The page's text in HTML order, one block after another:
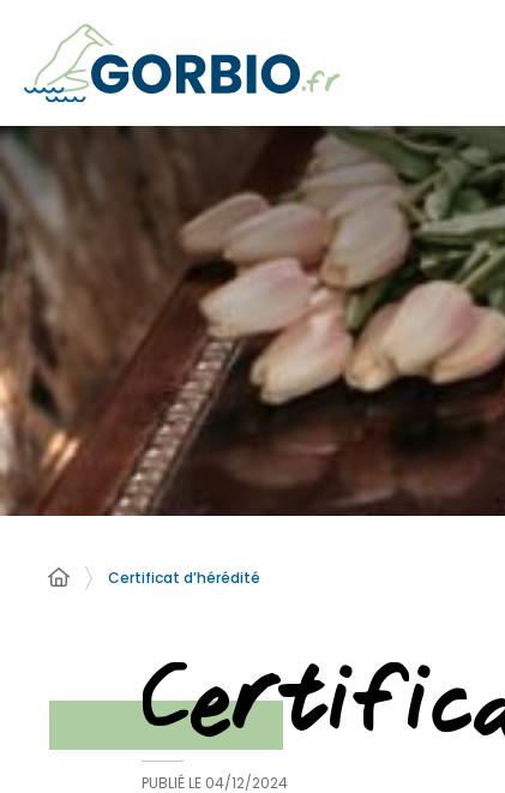
Certificat d’hérédité
PUBLIÉ LE 04/12/2024